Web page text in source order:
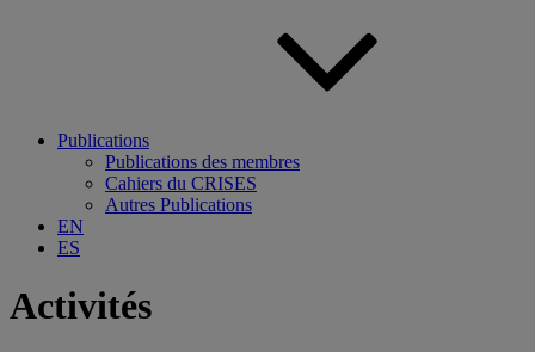
Publications
Publications des membres
Cahiers du CRISES
Autres Publications
EN
ES
Activités